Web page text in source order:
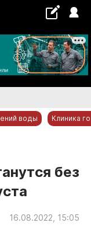
воды Клиника
без
16.08.2022, 15:05